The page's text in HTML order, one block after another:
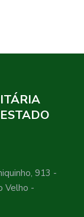
913 -
Velho -